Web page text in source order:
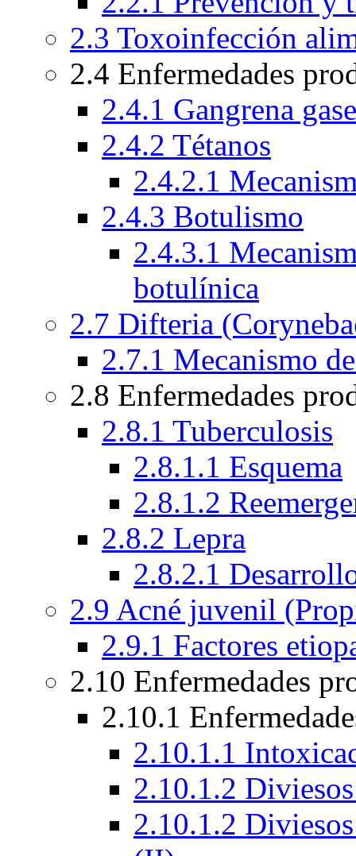
2.3 Toxoinfección
2.4 Enfermedades
2.4.1 Gangrena
2.4.2 Tétanos
2.4.2.1
2.4.3 Botulismo
2.4.3.1
botulínica
2.7 Difteria
2.7.1 Mecanismo
2.8 Enfermedades
2.8.1 Tuberculosis
2.8.1.1 Esquema
2.8.1.2
2.8.2 Lepra
2.8.2.1
2.9 Acné juvenil
2.9.1 Factores
2.10 Enfermedades
2.10.1
2.10.1.1
2.10.1.2
2.10.1.2